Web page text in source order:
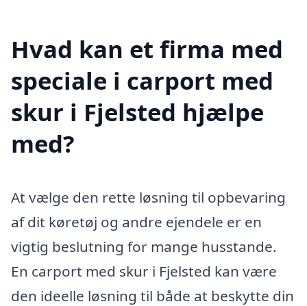
Hvad kan et firma med
speciale i carport med
skur i Fjelsted hjælpe
med?
At vælge den rette løsning til opbevaring
af dit køretøj og andre ejendele er en
vigtig beslutning for mange husstande.
En carport med skur i Fjelsted kan være
den ideelle løsning til både at beskytte din